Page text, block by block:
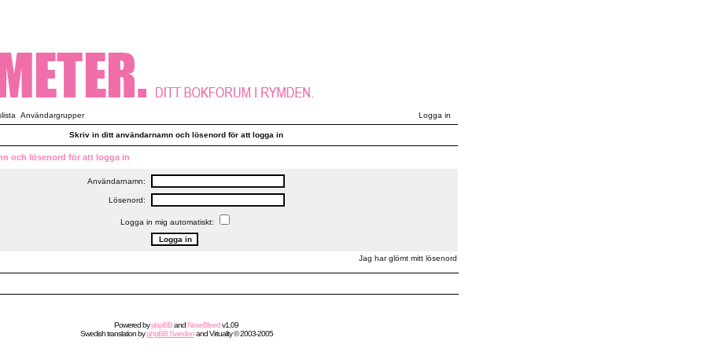
Användargrupper Logga in
Skriv in ditt användarnamn och lösenord för att logga in
och lösenord för att logga in
Användarnamn:
Lösenord:
Logga in mig automatiskt:
Jag har glömt mitt lösenord
Powered byphpBBand NoseBleedv1.09
Swedishtranslation byphpBB SwedenandVirtuality© 2003-2005